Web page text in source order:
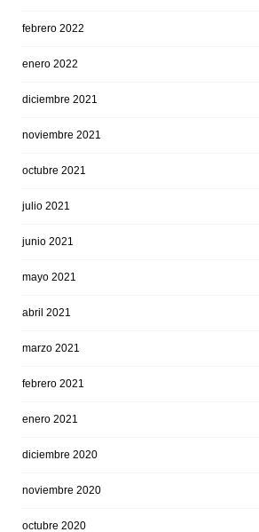
febrero 2022
enero 2022
diciembre 2021
noviembre 2021
octubre 2021
julio 2021
junio 2021
mayo 2021
abril 2021
marzo 2021
febrero 2021
enero 2021
diciembre 2020
noviembre 2020
octubre 2020